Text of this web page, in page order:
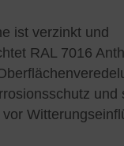
ist verzinkt und
RAL 7016
und